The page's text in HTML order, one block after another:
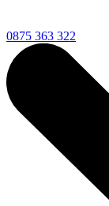
0875 363 322